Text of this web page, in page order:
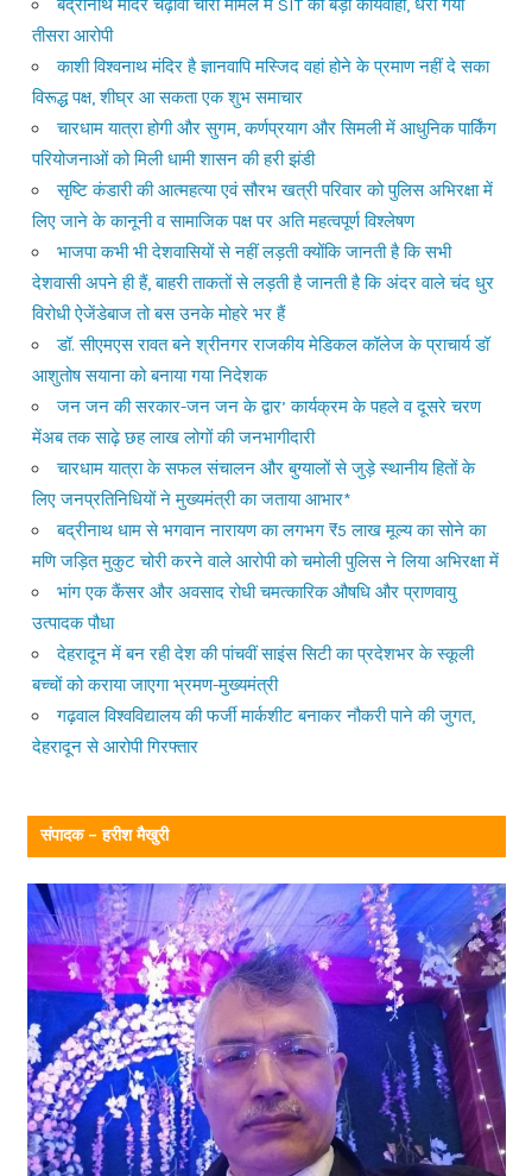
बद्रीनाथ मंदिर चढ़ावा चोरी मामले में SIT की बड़ी कार्यवाही, धरा गया
तीसरा आरोपी
काशी विश्वनाथ मंदिर है ज्ञानवापि मस्जिद वहां होने के प्रमाण नहीं दे सका
विरूद्ध पक्ष, शीघ्र आ सकता एक शुभ समाचार
चारधाम यात्रा होगी और सुगम, कर्णप्रयाग और सिमली में आधुनिक पार्किंग
परियोजनाओं को मिली धामी शासन की हरी झंडी
सृष्टि कंडारी की आत्महत्या एवं सौरभ खत्री परिवार को पुलिस अभिरक्षा में
लिए जाने के कानूनी व सामाजिक पक्ष पर अति महत्वपूर्ण विश्लेषण
भाजपा कभी भी देशवासियों से नहीं लड़ती क्योंकि जानती है कि सभी
देशवासी अपने ही हैं, बाहरी ताकतों से लड़ती है जानती है कि अंदर वाले चंद धुर
विरोधी ऐजेंडेबाज तो बस उनके मोहरे भर हैं
डॉ. सीएमएस रावत बने श्रीनगर राजकीय मेडिकल कॉलेज के प्राचार्य डॉ
आशुतोष सयाना को बनाया गया निदेशक
जन जन की सरकार-जन जन के द्वार’ कार्यक्रम के पहले व दूसरे चरण
मेंअब तक साढ़े छह लाख लोगों की जनभागीदारी
चारधाम यात्रा के सफल संचालन और बुग्यालों से जुड़े स्थानीय हितों के
लिए जनप्रतिनिधियों ने मुख्यमंत्री का जताया आभार*
बद्रीनाथ धाम से भगवान नारायण का लगभग ₹5 लाख मूल्य का सोने का
मणि जड़ित मुकुट चोरी करने वाले आरोपी को चमोली पुलिस ने लिया अभिरक्षा में
भांग एक कैंसर और अवसाद रोधी चमत्कारिक औषधि और प्राणवायु
उत्पादक पौधा
देहरादून में बन रही देश की पांचवीं साइंस सिटी का प्रदेशभर के स्कूली
बच्चों को कराया जाएगा भ्रमण-मुख्यमंत्री
गढ़वाल विश्वविद्यालय की फर्जी मार्कशीट बनाकर नौकरी पाने की जुगत,
देहरादून से आरोपी गिरफ्तार
संपादक – हरीश मैखुरी